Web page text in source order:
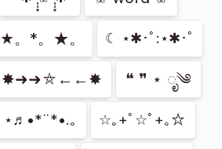
★。*。★。 ☾ ⋆✱･ﾟ:⋆✱･ﾟ
✸➜➜⛤←←✸ ❝ ❞ ⋆ ೃ༄
⋆♬•*¨*•.｡ ☆｡+ﾟ☆ﾟ+｡☆ ⁭